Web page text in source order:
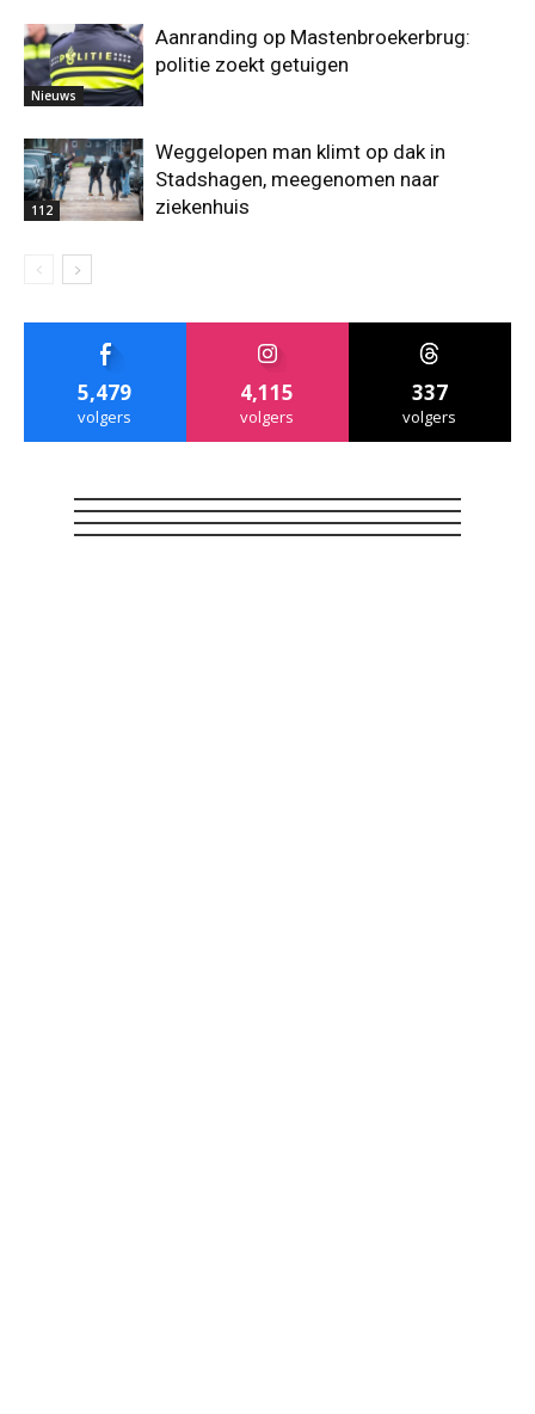
Nieuws
Aanranding op Mastenbroekerbrug:
politie zoekt getuigen
112
Weggelopen man klimt op dak in
Stadshagen, meegenomen naar
ziekenhuis
5,479
volgers
4,115
volgers
337
volgers